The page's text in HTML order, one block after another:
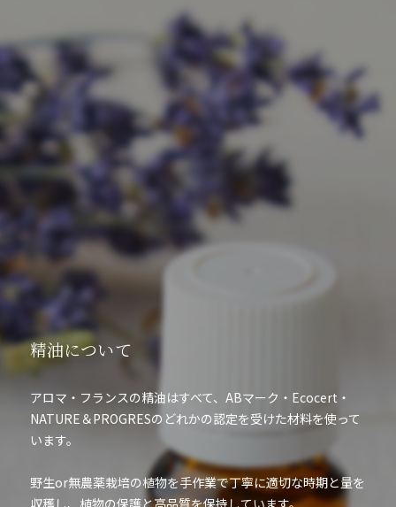
精油について
アロマ・フランスの精油はすべて、ABマーク・Ecocert・
NATURE＆PROGRESのどれかの認定を受けた材料を使って
います。
野生or無農薬栽培の植物を手作業で丁寧に適切な時期と量を
収穫し、植物の保護と高品質を保持しています。